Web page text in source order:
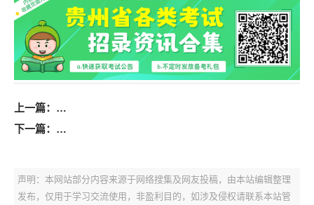
上一篇：
2023年册亨县公安局公开招聘警务辅助人员加分人员名
下一篇：
2024年龙里县面向社会引进高层次和急需紧缺人才公告
声明：本网站部分内容来源于网络搜集及网友投稿，由本站编辑整理
发布，仅用于学习交流使用，非盈利目的，如涉及侵权请联系本站管